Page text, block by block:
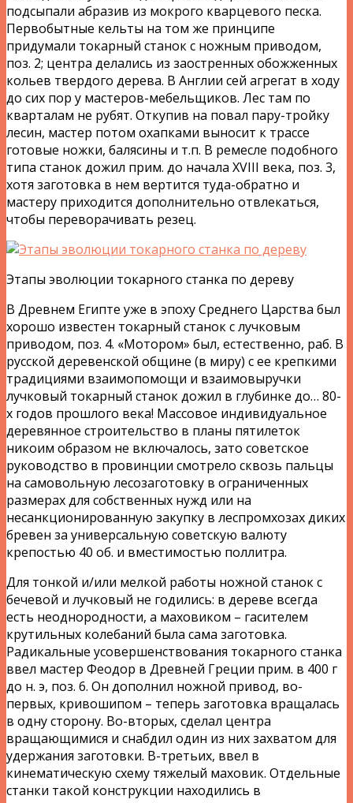
подсыпали абразив из мокрого кварцевого песка.
Первобытные кельты на том же принципе
придумали токарный станок с ножным приводом,
поз. 2; центра делались из заостренных обожженных
кольев твердого дерева. В Англии сей агрегат в ходу
до сих пор у мастеров-мебельщиков. Лес там по
кварталам не рубят. Откупив на повал пару-тройку
лесин, мастер потом охапками выносит к трассе
готовые ножки, балясины и т.п. В ремесле подобного
типа станок дожил прим. до начала XVIII века, поз. 3,
хотя заготовка в нем вертится туда-обратно и
мастеру приходится дополнительно отвлекаться,
чтобы переворачивать резец.
Этапы эволюции токарного станка по дереву
В Древнем Египте уже в эпоху Среднего Царства был
хорошо известен токарный станок с лучковым
приводом, поз. 4. «Мотором» был, естественно, раб. В
русской деревенской общине (в миру) с ее крепкими
традициями взаимопомощи и взаимовыручки
лучковый токарный станок дожил в глубинке до… 80-
х годов прошлого века! Массовое индивидуальное
деревянное строительство в планы пятилеток
никоим образом не включалось, зато советское
руководство в провинции смотрело сквозь пальцы
на самовольную лесозаготовку в ограниченных
размерах для собственных нужд или на
несанкционированную закупку в леспромхозах диких
бревен за универсальную советскую валюту
крепостью 40 об. и вместимостью поллитра.
Для тонкой и/или мелкой работы ножной станок с
бечевой и лучковый не годились: в дереве всегда
есть неоднородности, а маховиком – гасителем
крутильных колебаний была сама заготовка.
Радикальные усовершенствования токарного станка
ввел мастер Феодор в Древней Греции прим. в 400 г
до н. э, поз. 6. Он дополнил ножной привод, во-
первых, кривошипом – теперь заготовка вращалась
в одну сторону. Во-вторых, сделал центра
вращающимися и снабдил один из них захватом для
удержания заготовки. В-третьих, ввел в
кинематическую схему тяжелый маховик. Отдельные
станки такой конструкции находились в